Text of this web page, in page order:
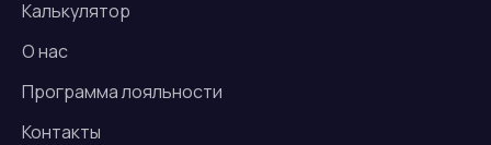
Калькулятор
О нас
Программа лояльности
Контакты